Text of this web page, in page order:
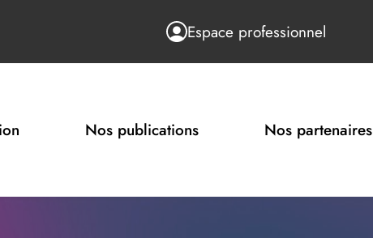
Espace professionnel
Nos publications Nos partenaires